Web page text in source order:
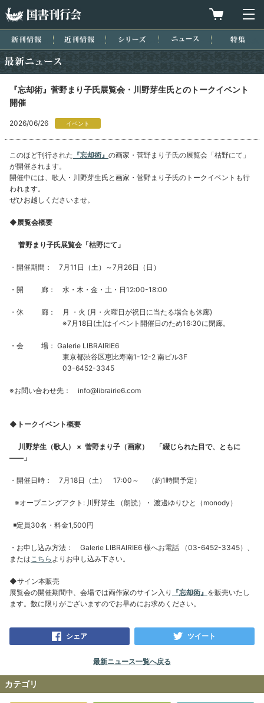
買物カゴを
新刊情報 近刊情報 シリーズ ニュース
『忘却術』菅野まり子氏展覧会・川野芽生氏とのトークイベント
開催
2026/06/26 イベント
このほど刊行された 『忘却術』 の画家・菅野まり子氏の展覧会「枯野にて」
が開催されます。
開催中には、歌人・川野芽生氏と画家・菅野まり子氏のトークイベントも行
われます。
ぜひお越しくださいませ。
◆展覧会概要
菅野まり子氏展覧会「枯野にて」
・開催期間： 7月11日（土）～7月26日（日）
・開 廊： 水・木・金・土・日12:00-18:00
・休 廊： 月 ・火 (月・火曜日が祝日に当たる場合も休廊)
※7月18日(土)はイベント開催日のため16:30に閉廊。
・会 場： Galerie LIBRAIRIE6
東京都渋谷区恵比寿南1-12-2 南ビル3F
03-6452-3345
※お問い合わせ先： info@librairie6.com
◆トークイベント概要
川野芽生（歌人） × 菅野まり子（画家） 「綴じられた目で、ともに
――」
・開催日時： 7月18日（土） 17:00～ （約1時間予定）
※オープニングアクト: 川野芽生 （朗読）・ 渡邊ゆりひと（monody）
◾️定員30名・料金1,500円
・お申し込み方法： Galerie LIBRAIRIE6 様へお電話 （03-6452-3345）、
またはこちら よりお申し込み下さい。
◆サイン本販売
展覧会の開催期間中、会場では両作家のサイン入り
『忘却術』 を販売いたし
ます。数に限りがございますのでお早めにお求めください。
シェア ツイート
最新ニュース一覧へ戻る
カテゴリ